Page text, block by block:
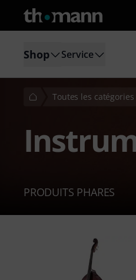
Shop Service
Toutes les catégories
PRODUITS PHARES